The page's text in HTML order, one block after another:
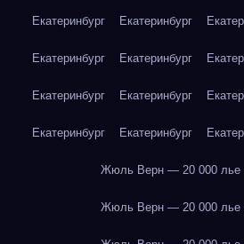
Екатеринбург Екатеринбург
Екатеринбург Екатеринбург
Екатеринбург Екатеринбург
Екатеринбург Екатеринбург
Жюль Верн — 20 000 лье
Жюль Верн — 20 000 лье